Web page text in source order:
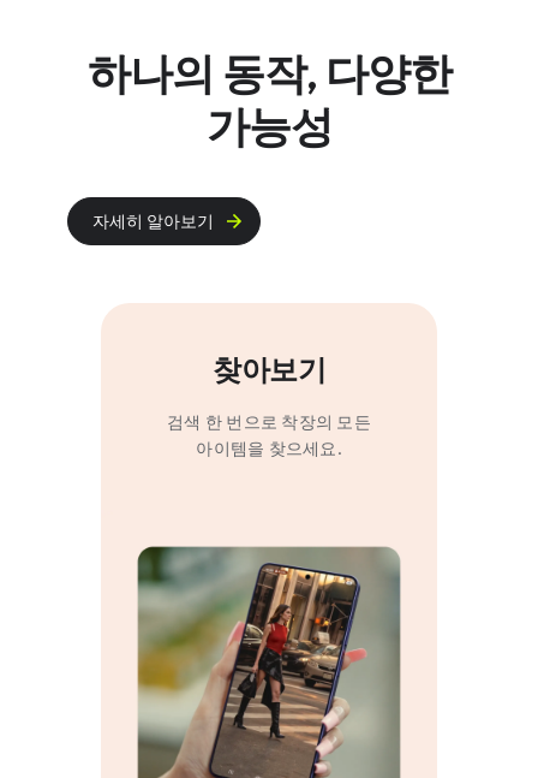
하나의 동작, 다양한
가능성
자세히 알아보기
찾아보기
검색 한 번으로 착장의 모든
아이템을 찾으세요.